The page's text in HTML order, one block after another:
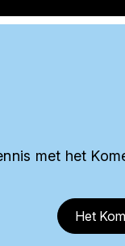
met het
Het